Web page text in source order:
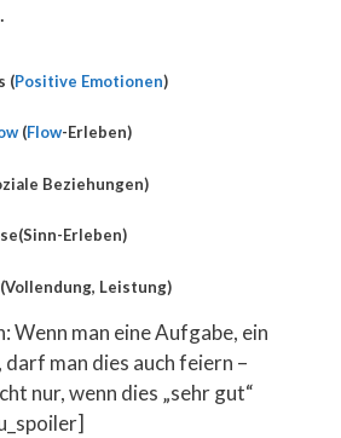
(Positive Emotionen)
(Flow-Erleben)
Beziehungen)
Erleben)
(Vollendung, Leistung)
Wenn man eine Aufgabe, ein
man dies auch feiern –
nur, wenn dies „sehr gut“